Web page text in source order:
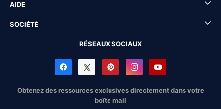
AIDE
SOCIÉTÉ
RÉSEAUX SOCIAUX
Obtenez des ressources exclusives directement dans votre
boîte mail